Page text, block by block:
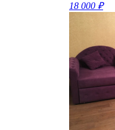
18 000 ₽